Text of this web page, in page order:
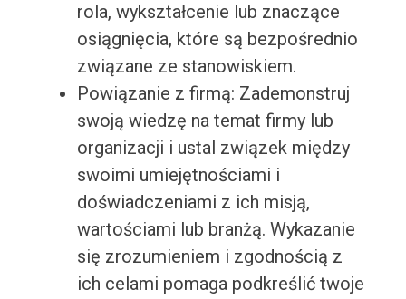
rola, wykształcenie lub znaczące
osiągnięcia, które są bezpośrednio
związane ze stanowiskiem.
Powiązanie z firmą: Zademonstruj
swoją wiedzę na temat firmy lub
organizacji i ustal związek między
swoimi umiejętnościami i
doświadczeniami z ich misją,
wartościami lub branżą. Wykazanie
się zrozumieniem i zgodnością z
ich celami pomaga podkreślić twoje